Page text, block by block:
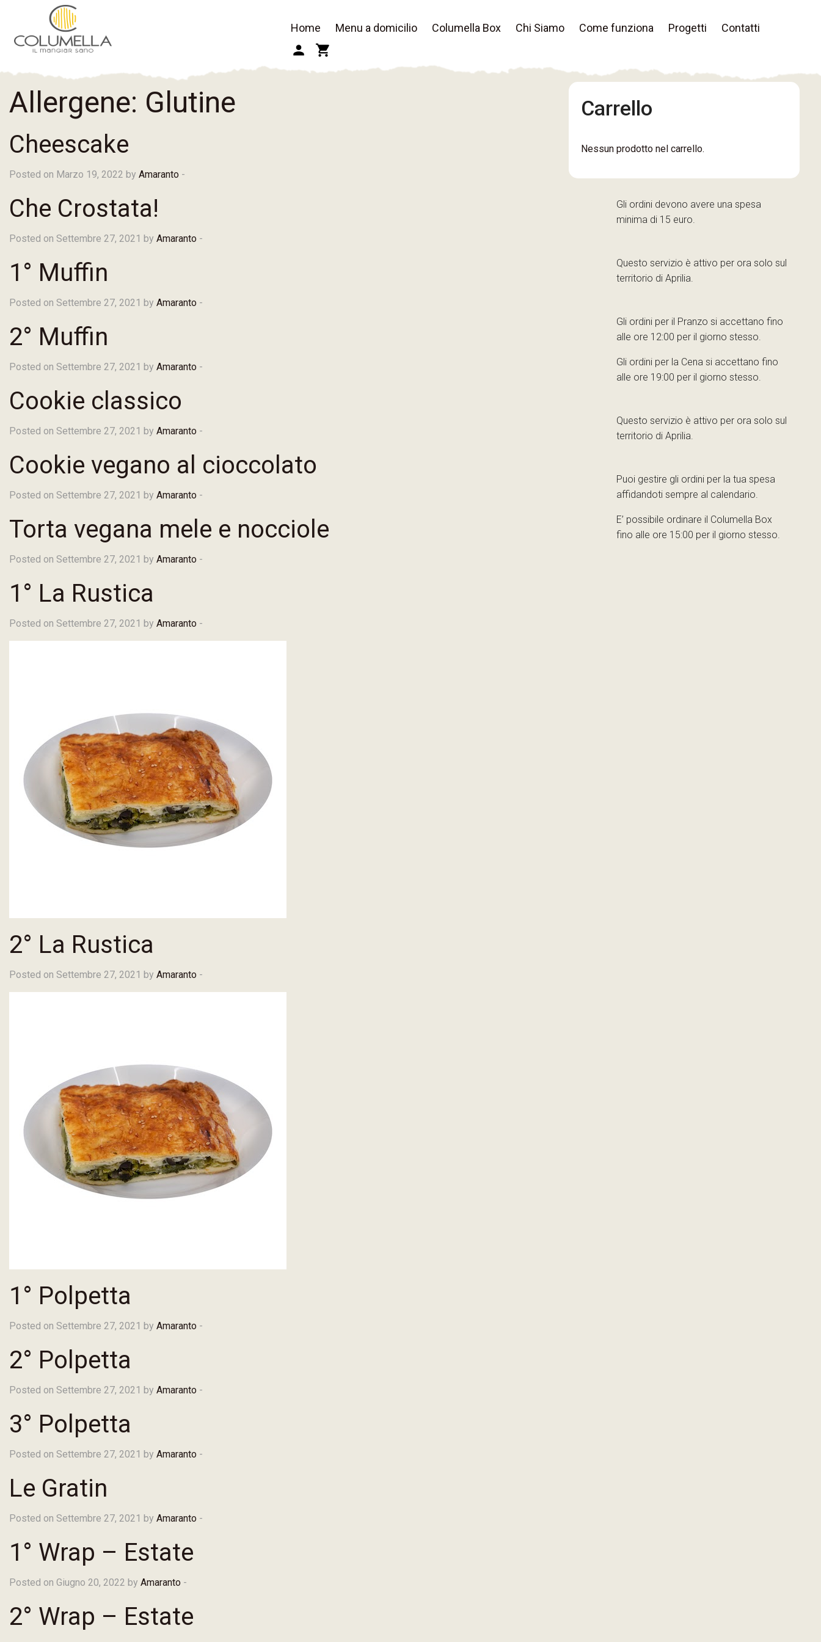
Home Menu a domicilio Columella Box Chi Siamo Come funziona Progetti Contatti
Allergene: Glutine
Cheescake
Posted on Marzo 19, 2022 by Amaranto -
Che Crostata!
Posted on Settembre 27, 2021 by Amaranto -
1° Muffin
Posted on Settembre 27, 2021 by Amaranto -
2° Muffin
Posted on Settembre 27, 2021 by Amaranto -
Cookie classico
Posted on Settembre 27, 2021 by Amaranto -
Cookie vegano al cioccolato
Posted on Settembre 27, 2021 by Amaranto -
Torta vegana mele e nocciole
Posted on Settembre 27, 2021 by Amaranto -
1° La Rustica
Posted on Settembre 27, 2021 by Amaranto -
2° La Rustica
Posted on Settembre 27, 2021 by Amaranto -
1° Polpetta
Posted on Settembre 27, 2021 by Amaranto -
2° Polpetta
Posted on Settembre 27, 2021 by Amaranto -
3° Polpetta
Posted on Settembre 27, 2021 by Amaranto -
Le Gratin
Posted on Settembre 27, 2021 by Amaranto -
1° Wrap – Estate
Posted on Giugno 20, 2022 by Amaranto -
2° Wrap – Estate
Carrello
Nessun prodotto nel carrello.
Gli ordini devono avere una spesa
minima di 15 euro.
Questo servizio è attivo per ora solo sul
territorio di Aprilia.
Gli ordini per il Pranzo si accettano fino
alle ore 12:00 per il giorno stesso.
Gli ordini per la Cena si accettano fino
alle ore 19:00 per il giorno stesso.
Questo servizio è attivo per ora solo sul
territorio di Aprilia.
Puoi gestire gli ordini per la tua spesa
affidandoti sempre al calendario.
E’ possibile ordinare il Columella Box
fino alle ore 15:00 per il giorno stesso.